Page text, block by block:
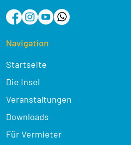
Navigation
Startseite
Die Insel
Veranstaltungen
Downloads
Für Vermieter